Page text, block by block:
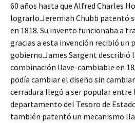
60 años hasta que Alfred Charles
lograrlo.Jeremiah Chubb patentó
en 1818. Su invento funcionaba a
gracias a esta invención recibió un
gobierno.James Sargent describió
combinación llave-cambiable en
podía cambiar el diseño sin
cerradura llegó a ser popular entre
departamento del Tesoro de
también patentó un mecanismo